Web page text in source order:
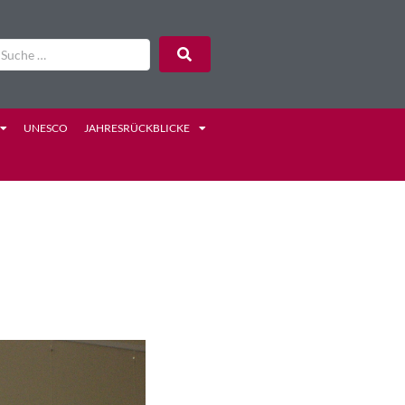
UNESCO JAHRESRÜCKBLICKE